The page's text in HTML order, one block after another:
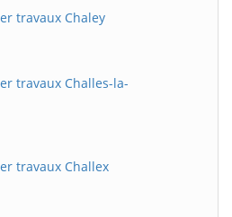
travaux Chaley
travaux Challes-la-
travaux Challex